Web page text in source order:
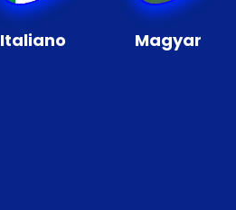
Italiano Magyar